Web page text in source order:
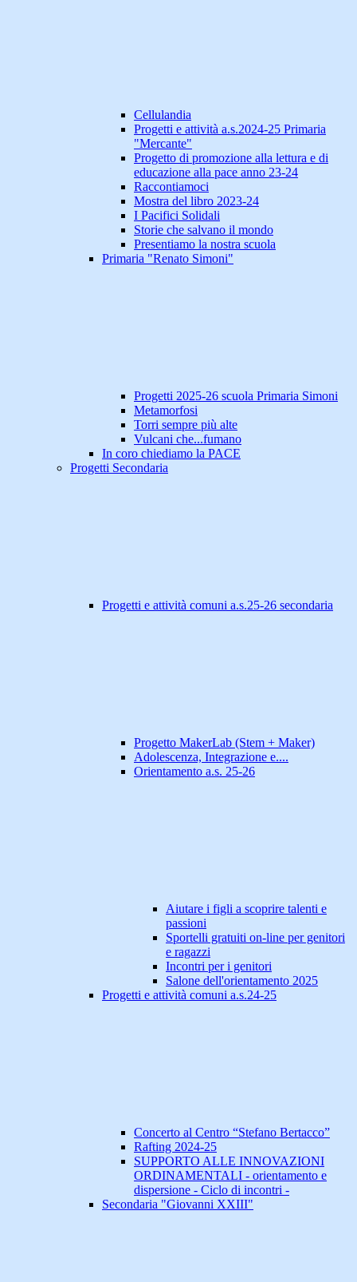
Cellulandia
Progetti e attività a.s.2024-25 Primaria
"Mercante"
Progetto di promozione alla lettura e di
educazione alla pace anno 23-24
Raccontiamoci
Mostra del libro 2023-24
I Pacifici Solidali
Storie che salvano il mondo
Presentiamo la nostra scuola
Primaria "Renato Simoni"
Progetti 2025-26 scuola Primaria Simoni
Metamorfosi
Torri sempre più alte
Vulcani che...fumano
In coro chiediamo la PACE
Progetti Secondaria
Progetti e attività comuni a.s.25-26 secondaria
Progetto MakerLab (Stem + Maker)
Adolescenza, Integrazione e....
Orientamento a.s. 25-26
Aiutare i figli a scoprire talenti e
passioni
Sportelli gratuiti on-line per genitori
e ragazzi
Incontri per i genitori
Salone dell'orientamento 2025
Progetti e attività comuni a.s.24-25
Concerto al Centro “Stefano Bertacco”
Rafting 2024-25
SUPPORTO ALLE INNOVAZIONI
ORDINAMENTALI - orientamento e
dispersione - Ciclo di incontri -
Secondaria "Giovanni XXIII"